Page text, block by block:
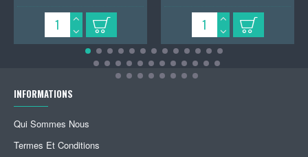
INFORMATIONS
Qui Sommes Nous
Termes Et Conditions